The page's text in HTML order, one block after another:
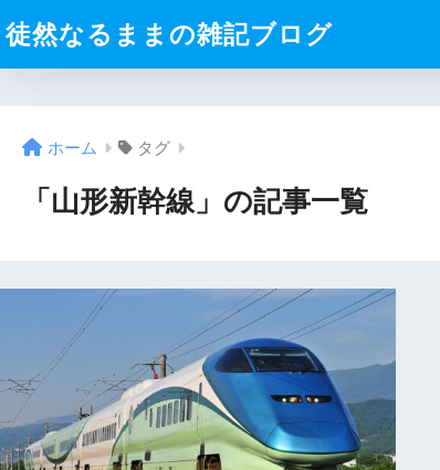
徒然なるままの雑記ブログ
ホーム タグ
「山形新幹線」の記事一覧